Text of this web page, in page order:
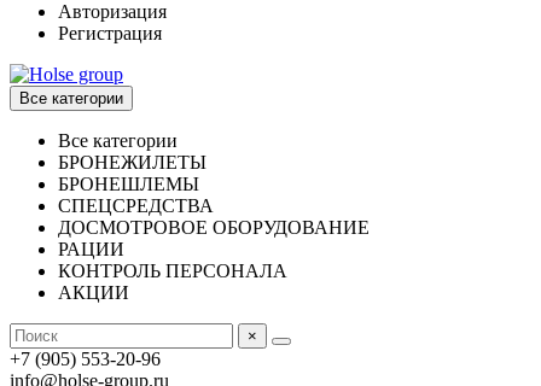
Авторизация
Регистрация
Все категории
Все категории
БРОНЕЖИЛЕТЫ
БРОНЕШЛЕМЫ
СПЕЦСРЕДСТВА
ДОСМОТРОВОЕ ОБОРУДОВАНИЕ
РАЦИИ
КОНТРОЛЬ ПЕРСОНАЛА
АКЦИИ
×
+7 (905) 553-20-96
info@holse-group.ru